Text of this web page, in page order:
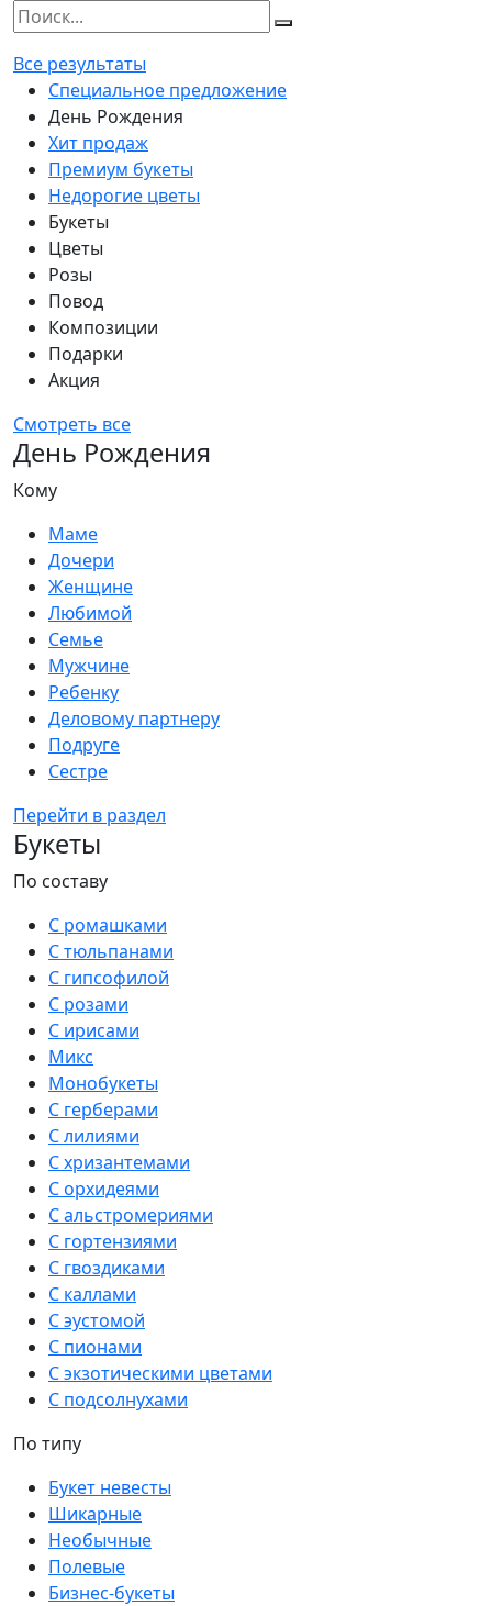
Все результаты
Специальное предложение
День Рождения
Хит продаж
Премиум букеты
Недорогие цветы
Букеты
Цветы
Розы
Повод
Композиции
Подарки
Акция
Смотреть все
День Рождения
Кому
Маме
Дочери
Женщине
Любимой
Семье
Мужчине
Ребенку
Деловому партнеру
Подруге
Сестре
Перейти в раздел
Букеты
По составу
С ромашками
С тюльпанами
С гипсофилой
С розами
С ирисами
Микс
Монобукеты
С герберами
С лилиями
С хризантемами
С орхидеями
С альстромериями
С гортензиями
С гвоздиками
С каллами
С эустомой
С пионами
С экзотическими цветами
С подсолнухами
По типу
Букет невесты
Шикарные
Необычные
Полевые
Бизнес-букеты